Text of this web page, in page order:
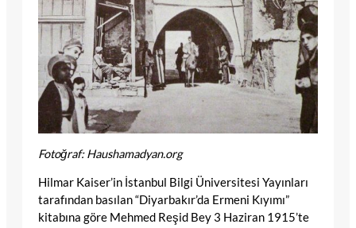
Fotoğraf: Haushamadyan.org
Hilmar Kaiser’in İstanbul Bilgi Üniversitesi Yayınları
tarafından basılan “Diyarbakır’da Ermeni Kıyımı”
kitabına göre Mehmed Reşid Bey 3 Haziran 1915’te